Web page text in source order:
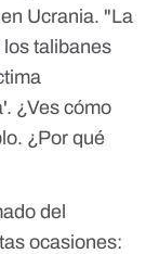
Ucrania. "La
talibanes
¿Ves cómo
¿Por qué
del
ocasiones: